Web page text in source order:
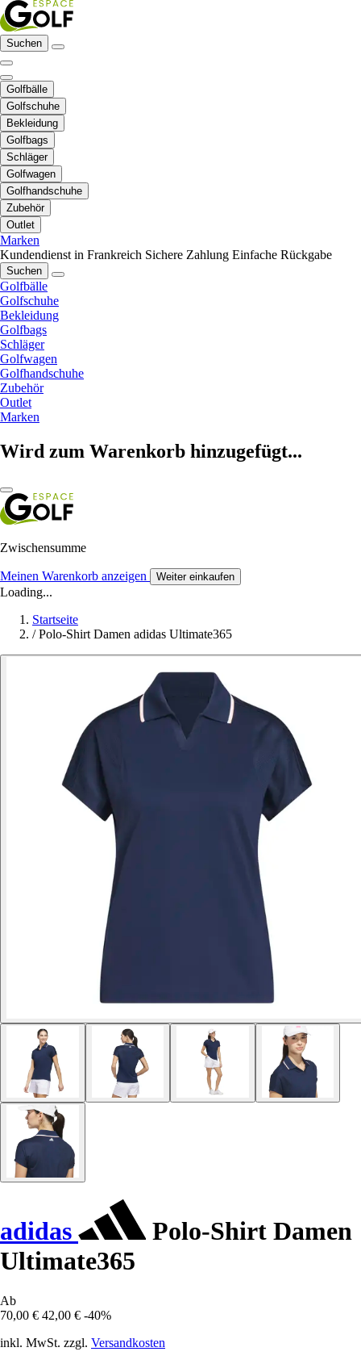
Suchen
Golfbälle
Golfschuhe
Bekleidung
Golfbags
Schläger
Golfwagen
Golfhandschuhe
Zubehör
Outlet
Marken
Kundendienst in Frankreich Sichere Zahlung Einfache Rückgabe
Suchen
Golfbälle
Golfschuhe
Bekleidung
Golfbags
Schläger
Golfwagen
Golfhandschuhe
Zubehör
Outlet
Marken
Wird zum Warenkorb hinzugefügt...
Zwischensumme
Meinen Warenkorb anzeigen Weiter einkaufen
Loading...
Startseite
/ Polo-Shirt Damen adidas Ultimate365
adidas
Polo-Shirt Damen
Ultimate365
Ab
70,00 € 42,00 € -40%
inkl. MwSt. zzgl. Versandkosten